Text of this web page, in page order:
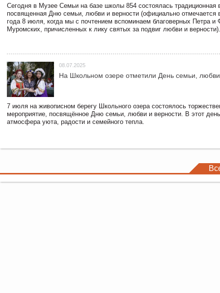
Сегодня в Музее Семьи на базе школы 854 состоялась традиционная
посвященная Дню семьи, любви и верности (официально отмечается
года 8 июля, когда мы с почтением вспоминаем благоверных Петра и
Муромских, причисленных к лику святых за подвиг любви и верности).
08.07.2025
На Школьном озере отметили День семьи,
7 июля на живописном берегу Школьного озера состоялось
мероприятие, посвящённое Дню семьи, любви и верности. В этот
атмосфера уюта, радости и семейного тепла.